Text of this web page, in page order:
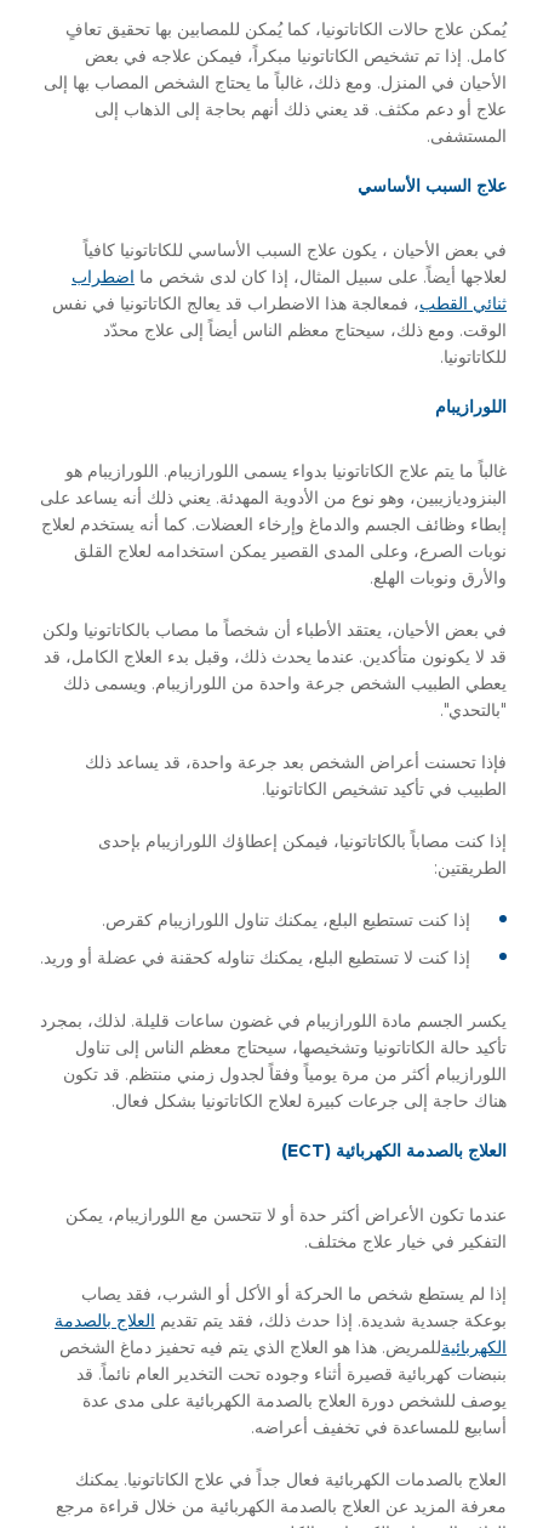
يُمكن علاج حالات الكاتاتونيا، كما يُمكن للمصابين بها تحقيق تعافٍ
كامل. إذا تم تشخيص الكاتاتونيا مبكراً، فيمكن علاجه في بعض
الأحيان في المنزل. ومع ذلك، غالباً ما يحتاج الشخص المصاب بها إلى
علاج أو دعم مكثف. قد يعني ذلك أنهم بحاجة إلى الذهاب إلى
المستشفى.
علاج السبب الأساسي
في بعض الأحيان ، يكون علاج السبب الأساسي للكاتاتونيا كافياً
لعلاجها أيضاً. على سبيل المثال، إذا كان لدى شخص ما اضطراب
ثنائي القطب، فمعالجة هذا الاضطراب قد يعالج الكاتاتونيا في نفس
الوقت. ومع ذلك، سيحتاج معظم الناس أيضاً إلى علاج محدّد
للكاتاتونيا.
اللورازيبام
غالباً ما يتم علاج الكاتاتونيا بدواء يسمى اللورازيبام. اللورازيبام هو
البنزوديازيبين، وهو نوع من الأدوية المهدئة. يعني ذلك أنه يساعد على
إبطاء وظائف الجسم والدماغ وإرخاء العضلات. كما أنه يستخدم لعلاج
نوبات الصرع، وعلى المدى القصير يمكن استخدامه لعلاج القلق
والأرق ونوبات الهلع.
في بعض الأحيان، يعتقد الأطباء أن شخصاً ما مصاب بالكاتاتونيا ولكن
قد لا يكونون متأكدين. عندما يحدث ذلك، وقبل بدء العلاج الكامل، قد
يعطي الطبيب الشخص جرعة واحدة من اللورازيبام. ويسمى ذلك
"بالتحدي".
فإذا تحسنت أعراض الشخص بعد جرعة واحدة، قد يساعد ذلك
الطبيب في تأكيد تشخيص الكاتاتونيا.
إذا كنت مصاباً بالكاتاتونيا، فيمكن إعطاؤك اللورازيبام بإحدى
الطريقتين:
إذا كنت تستطيع البلع، يمكنك تناول اللورازيبام كقرص.
إذا كنت لا تستطيع البلع، يمكنك تناوله كحقنة في عضلة أو وريد.
يكسر الجسم مادة اللورازيبام في غضون ساعات قليلة. لذلك، بمجرد
تأكيد حالة الكاتاتونيا وتشخيصها، سيحتاج معظم الناس إلى تناول
اللورازيبام أكثر من مرة يومياً وفقاً لجدول زمني منتظم. قد تكون
هناك حاجة إلى جرعات كبيرة لعلاج الكاتاتونيا بشكل فعال.
العلاج بالصدمة الكهربائية (ECT)
عندما تكون الأعراض أكثر حدة أو لا تتحسن مع اللورازيبام، يمكن
التفكير في خيار علاج مختلف.
إذا لم يستطع شخص ما الحركة أو الأكل أو الشرب، فقد يصاب
بوعكة جسدية شديدة. إذا حدث ذلك، فقد يتم تقديم العلاج بالصدمة
الكهربائيةللمريض. هذا هو العلاج الذي يتم فيه تحفيز دماغ الشخص
بنبضات كهربائية قصيرة أثناء وجوده تحت التخدير العام نائماً. قد
يوصف للشخص دورة العلاج بالصدمة الكهربائية على مدى عدة
أسابيع للمساعدة في تخفيف أعراضه.
العلاج بالصدمات الكهربائية فعال جداً في علاج الكاتاتونيا. يمكنك
معرفة المزيد عن العلاج بالصدمة الكهربائية من خلال قراءة مرجع